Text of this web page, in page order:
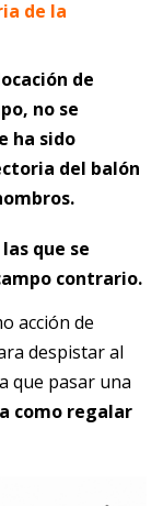
de la
de
no se
ha sido
del balón
que se
contrario.
acción de
despistar al
que pasar una
como regalar